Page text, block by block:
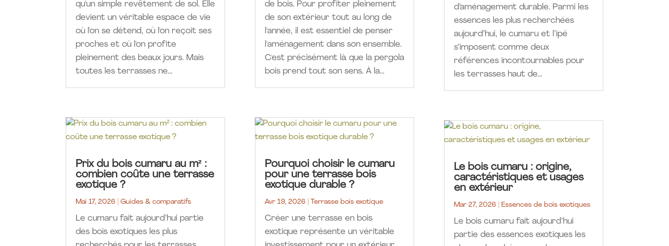
qu'un simple revêtement de sol. Elle
devient un véritable espace de vie
où l'on se détend, où l'on reçoit ses
proches et où l'on profite
pleinement des beaux jours. Mais
toutes les terrasses ne...
Prix du bois cumaru au m² :
combien coûte une terrasse
exotique ?
Mai 17, 2026 Guides & comparatifs
Le cumaru fait aujourd’hui partie
des bois exotiques les plus
de bois. Pour profiter pleinement
de son extérieur tout au long de
l'année, il est essentiel de penser
l'aménagement dans son ensemble.
C'est précisément là que la pergola
bois prend tout son sens. À la...
Pourquoi choisir le cumaru
pour une terrasse bois
exotique durable ?
Avr 19, 2026 Terrasse bois exotique
Créer une terrasse en bois
exotique représente un véritable
d’aménagement durable. Parmi les
essences les plus recherchées
aujourd’hui, le cumaru et l’ipé
s’imposent comme deux
références incontournables pour
les terrasses haut de...
Le bois cumaru : origine,
caractéristiques et usages
en extérieur
Mar 27, 2026 Essences de bois exotiques
Le bois cumaru fait aujourd’hui
partie des essences exotiques les